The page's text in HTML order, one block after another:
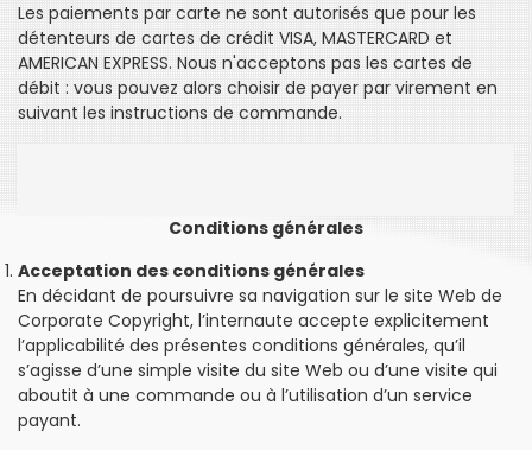
Les paiements par carte ne sont autorisés que pour les
détenteurs de cartes de crédit VISA, MASTERCARD et
AMERICAN EXPRESS. Nous n'acceptons pas les cartes de
débit : vous pouvez alors choisir de payer par virement en
suivant les instructions de commande.
Conditions générales
Acceptation des conditions générales
En décidant de poursuivre sa navigation sur le site Web de
Corporate Copyright, l’internaute accepte explicitement
l’applicabilité des présentes conditions générales, qu’il
s’agisse d’une simple visite du site Web ou d’une visite qui
aboutit à une commande ou à l’utilisation d’un service
payant.